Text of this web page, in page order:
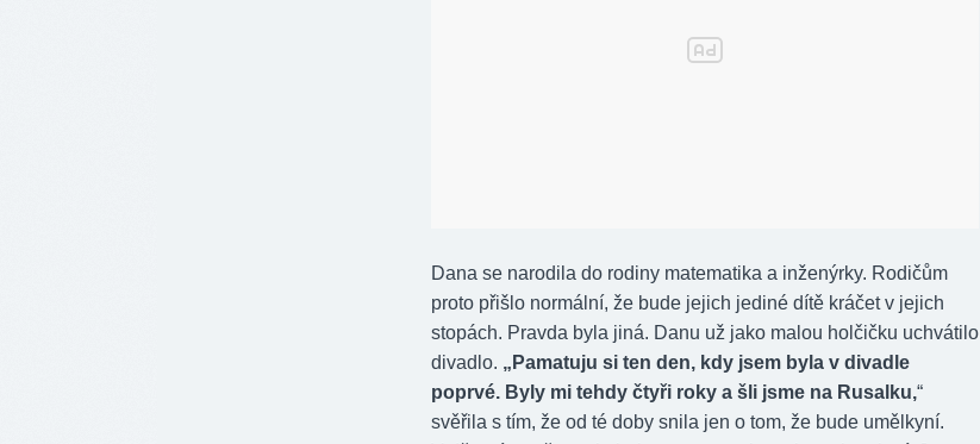
Dana se narodila do rodiny matematika a inženýrky. Rodičům
proto přišlo normální, že bude jejich jediné dítě kráčet v jejich
stopách. Pravda byla jiná. Danu už jako malou holčičku uchvátilo
divadlo. „Pamatuju si ten den, kdy jsem byla v divadle
poprvé. Byly mi tehdy čtyři roky a šli jsme na Rusalku,“
svěřila s tím, že od té doby snila jen o tom, že bude umělkyní.